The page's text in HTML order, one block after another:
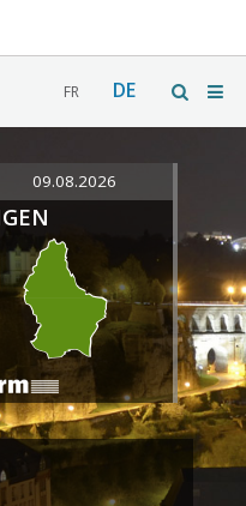
FR DE
09.08.2026